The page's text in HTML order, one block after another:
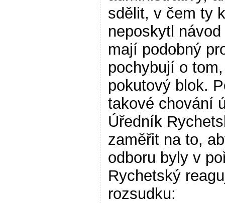
sdělit, v čem ty
neposkytl
mají podobný
pochybují o
pokutový blok.
takové chování
Úředník
zaměřit na to,
odboru byly v
Rychetský
rozsudku: